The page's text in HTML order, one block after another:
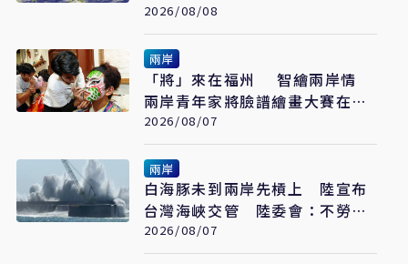
2026/08/08
兩岸
「將」來在福州 智繪兩岸情
兩岸青年家將臉譜繪畫大賽在福
州開幕
2026/08/07
兩岸
白海豚未到兩岸先槓上 陸宣布
台灣海峽交管 陸委會：不勞費
心
2026/08/07